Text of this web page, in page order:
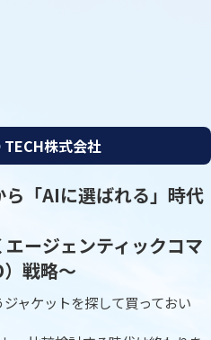
株式会社
ら「AIに選ばれる」時代
ージェンティックコマ
戦略〜
ジャケットを探して買っておい